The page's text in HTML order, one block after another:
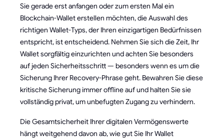
Sie gerade erst anfangen oder zum ersten Mal ein
Blockchain-Wallet erstellen möchten, die Auswahl des
richtigen Wallet-Typs, der Ihren einzigartigen Bedürfnissen
entspricht, ist entscheidend. Nehmen Sie sich die Zeit, Ihr
Wallet sorgfältig einzurichten und achten Sie besonders
auf jeden Sicherheitsschritt — besonders wenn es um die
Sicherung Ihrer Recovery-Phrase geht. Bewahren Sie diese
kritische Sicherung immer offline auf und halten Sie sie
vollständig privat, um unbefugten Zugang zu verhindern.
Die Gesamtsicherheit Ihrer digitalen Vermögenswerte
hängt weitgehend davon ab, wie gut Sie Ihr Wallet